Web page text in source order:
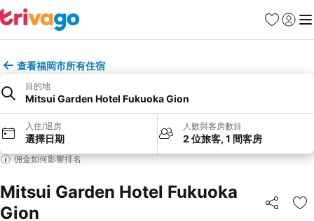
收藏夾
登入 選
查看福岡市所有住宿
目的地
Mitsui Garden Hotel Fukuoka Gion
入住/退房
選擇日期
人數與客房數目
2 位旅客, 1 間客房
佣金如何影響排名
Mitsui Garden Hotel Fukuoka
Gion
分享 放